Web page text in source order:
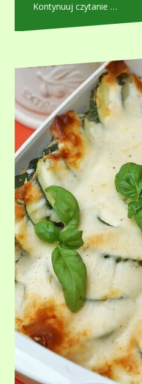
Kontynuuj czytanie …